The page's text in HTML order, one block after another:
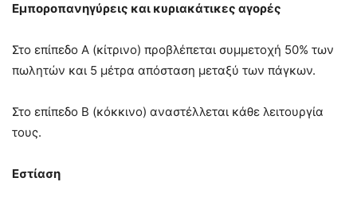
Εμποροπανηγύρεις και κυριακάτικες αγορές
Στο επίπεδο Α (κίτρινο) προβλέπεται συμμετοχή 50% των
πωλητών και 5 μέτρα απόσταση μεταξύ των πάγκων.
Στο επίπεδο Β (κόκκινο) αναστέλλεται κάθε λειτουργία
τους.
Εστίαση